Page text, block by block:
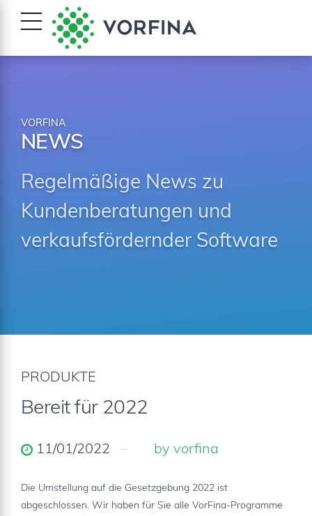
VORFINA
NEWS
Regelmäßige News zu
Kundenberatungen und
verkaufsfördernder Software
PRODUKTE
Bereit für 2022
11/01/2022 by vorfina
Die Umstellung auf die Gesetzgebung 2022 ist
abgeschlossen. Wir haben für Sie alle VorFina-Programme